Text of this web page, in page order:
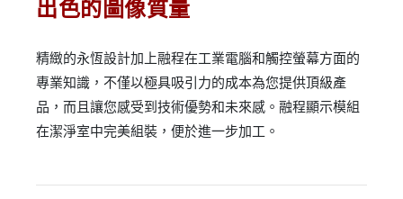
出色的圖像質量
精緻的永恆設計加上融程在工業電腦和觸控螢幕方面的
專業知識，不僅以極具吸引力的成本為您提供頂級產
品，而且讓您感受到技術優勢和未來感。融程顯示模組
在潔淨室中完美組裝，便於進一步加工。